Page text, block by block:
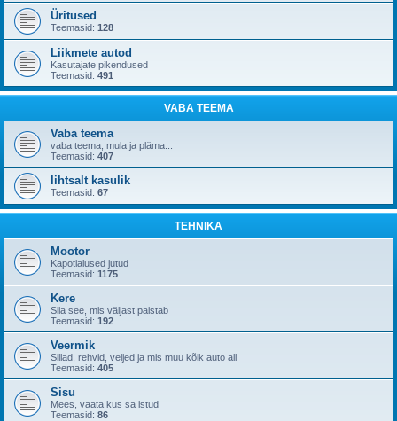
Üritused
Teemasid: 128
Liikmete autod
Kasutajate pikendused
Teemasid: 491
VABA TEEMA
Vaba teema
vaba teema, mula ja pläma...
Teemasid: 407
lihtsalt kasulik
Teemasid: 67
TEHNIKA
Mootor
Kapotialused jutud
Teemasid: 1175
Kere
Siia see, mis väljast paistab
Teemasid: 192
Veermik
Sillad, rehvid, veljed ja mis muu kõik auto all
Teemasid: 405
Sisu
Mees, vaata kus sa istud
Teemasid: 86